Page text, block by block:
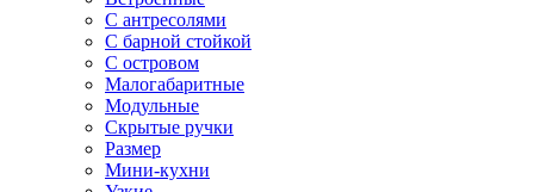
С антресолями
С барной стойкой
С островом
Малогабаритные
Модульные
Скрытые ручки
Размер
Мини-кухни